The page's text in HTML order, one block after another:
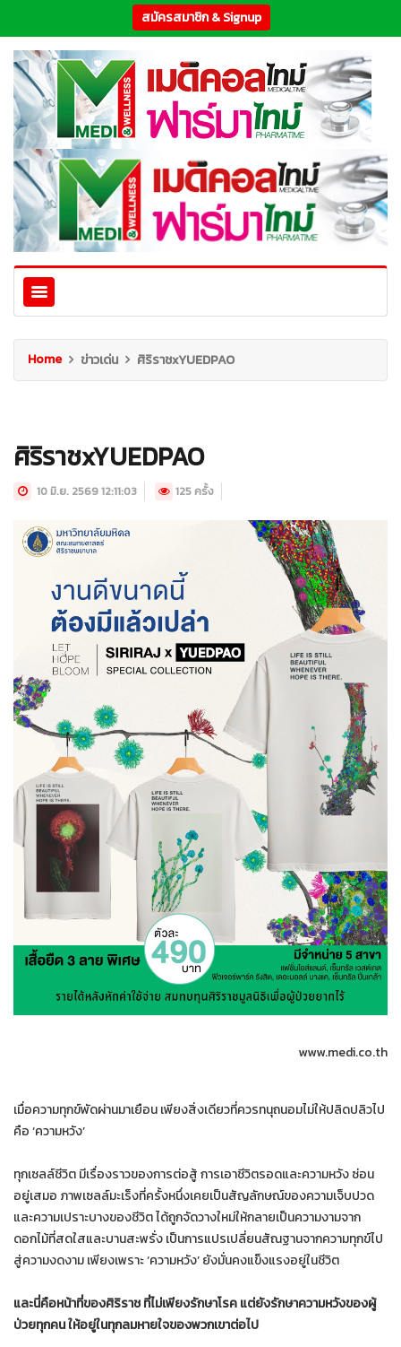
สมัครสมาชิก & Signup
Home ข่าวเด่น ศิริราชxYUEDPAO
ศิริราชxYUEDPAO
10 มิ.ย. 2569 12:11:03 125 ครั้ง
www.medi.co.th
เมื่อความทุกข์พัดผ่านมาเยือน เพียงสิ่งเดียวที่ควรทนุถนอมไม่ให้ปลิดปลิวไป
คือ ‘ความหวัง’
ทุกเซลล์ชีวิต มีเรื่องราวของการต่อสู้ การเอาชีวิตรอดและความหวัง ซ่อน
อยู่เสมอ ภาพเซลล์มะเร็งที่ครั้งหนึ่งเคยเป็นสัญลักษณ์ของความเจ็บปวด
และความเปราะบางของชีวิต ได้ถูกจัดวางใหม่ให้กลายเป็นความงามจาก
ดอกไม้ที่สดใสและบานสะพรั่ง เป็นการแปรเปลี่ยนสัณฐานจากความทุกข์ไป
สู่ความงดงาม เพียงเพราะ ‘ความหวัง’ ยังมั่นคงแข็งแรงอยู่ในชีวิต
และนี่คือหน้าที่ของศิริราช ที่ไม่เพียงรักษาโรค แต่ยังรักษาความหวังของผู้
ป่วยทุกคน ให้อยู่ในทุกลมหายใจของพวกเขาต่อไป